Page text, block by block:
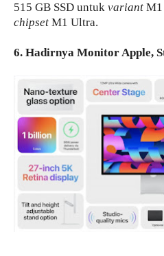
515 GB SSD untuk variant M1
chipset M1 Ultra.
6. Hadirnya Monitor Apple,